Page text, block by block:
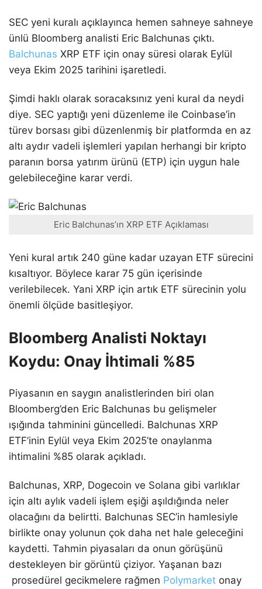
SEC yeni kuralı açıklayınca hemen sahneye sahneye
ünlü Bloomberg analisti Eric Balchunas çıktı.
Balchunas XRP ETF için onay süresi olarak Eylül
veya Ekim 2025 tarihini işaretledi.
Şimdi haklı olarak soracaksınız yeni kural da neydi
diye. SEC yaptığı yeni düzenleme ile Coinbase’in
türev borsası gibi düzenlenmiş bir platformda en az
altı aydır vadeli işlemleri yapılan herhangi bir kripto
paranın borsa yatırım ürünü (ETP) için uygun hale
gelebileceğine karar verdi.
Eric Balchunas’ın XRP ETF Açıklaması
Yeni kural artık 240 güne kadar uzayan ETF sürecini
kısaltıyor. Böylece karar 75 gün içerisinde
verilebilecek. Yani XRP için artık ETF sürecinin yolu
önemli ölçüde basitleşiyor.
Bloomberg Analisti Noktayı
Koydu: Onay İhtimali %85
Piyasanın en saygın analistlerinden biri olan
Bloomberg’den Eric Balchunas bu gelişmeler
ışığında tahminini güncelledi. Balchunas XRP
ETF’inin Eylül veya Ekim 2025’te onaylanma
ihtimalini %85 olarak açıkladı.
Balchunas, XRP, Dogecoin ve Solana gibi varlıklar
için altı aylık vadeli işlem eşiği aşıldığında neler
olacağını da belirtti. Balchunas SEC’in hamlesiyle
birlikte onay yolunun çok daha net hale geleceğini
kaydetti. Tahmin piyasaları da onun görüşünü
destekleyen bir görüntü çiziyor. Yaşanan bazı
prosedürel gecikmelere rağmen Polymarket onay